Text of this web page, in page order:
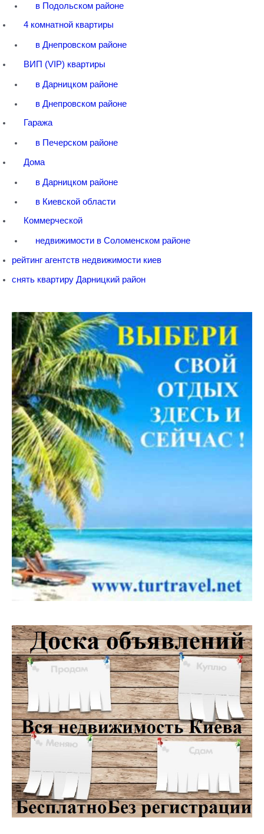
в Подольском районе
4 комнатной квартиры
в Днепровском районе
ВИП (VIP) квартиры
в Дарницком районе
в Днепровском районе
Гаража
в Печерском районе
Дома
в Дарницком районе
в Киевской области
Коммерческой
недвижимости в Соломенском районе
рейтинг агентств недвижимости киев
снять квартиру Дарницкий район